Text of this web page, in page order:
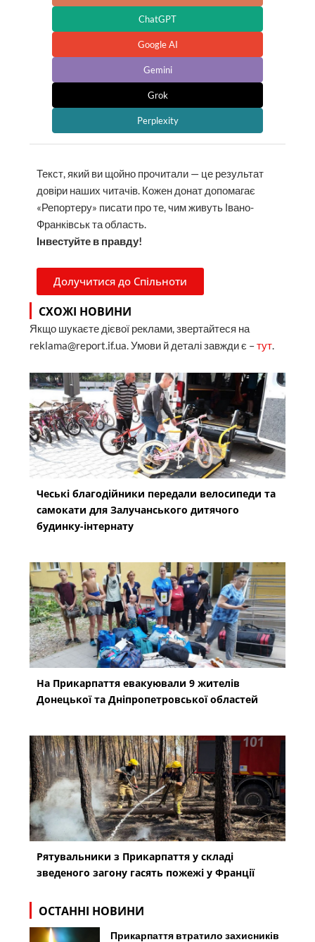
ChatGPT
Google AI
Gemini
Grok
Perplexity
Текст, який ви щойно прочитали — це результат
довіри наших читачів. Кожен донат допомагає
«Репортеру» писати про те, чим живуть Івано-
Франківськ та область.
Інвестуйте в правду!
Долучитися до Спільноти
СХОЖІ НОВИНИ
Якщо шукаєте дієвої реклами, звертайтеся на
reklama@report.if.ua. Умови й деталі завжди є –тут.
Чеські благодійники передали велосипеди та
самокати для Залучанського дитячого
будинку-інтернату
На Прикарпаття евакуювали 9 жителів
Донецької та Дніпропетровської областей
Рятувальники з Прикарпаття у складі
зведеного загону гасять пожежі у Франції
ОСТАННІ НОВИНИ
Прикарпаття втратило захисників